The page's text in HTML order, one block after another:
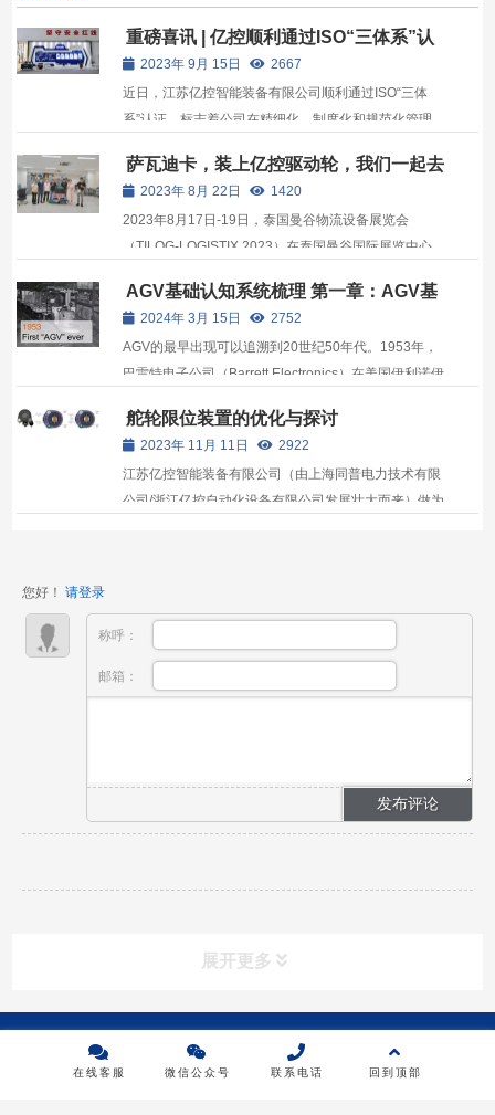
重磅喜讯 | 亿控顺利通过ISO“三体系”认
证2023年 9月 15日
2667
近日，江苏亿控智能装备有限公司顺利通过ISO“三体
系”认证，标志着公司在精细化、制度化和规范化管理
萨瓦迪卡，装上亿控驱动轮，我们一起去
泰国曼谷物流展逛逛吧！
2023年 8月 22日
1420
2023年8月17日-19日，泰国曼谷物流设备展览会
（TILOG-LOGISTIX 2023）在泰国曼谷国际展览中心
能一体化驱动轮产品亮相展会。
AGV基础认知系统梳理 第一章：AGV基
础2024年 3月 15日
2752
AGV的最早出现可以追溯到20世纪50年代。1953年，
巴雷特电子公司（Barrett Electronics）在美国伊利诺伊
是在第二次世界大战后，随着工业自动化的兴起和技术
的进步而产生的。当时，工业界正寻求提高效率和减少
人工劳动...
舵轮限位装置的优化与探讨
2023年 11月 11日
2922
江苏亿控智能装备有限公司（由上海同普电力技术有限
公司/浙江亿控自动化设备有限公司发展壮大而来）做为
您好！ 请登录
称呼：
邮箱：
展开更多
产品分类
Copyright © 2023上海同普电力技术有限公司 版权所有 |
10210922号-1| 沪公网安备 31011002004139号
在线客服 微信公众号 联系电话 回到顶部